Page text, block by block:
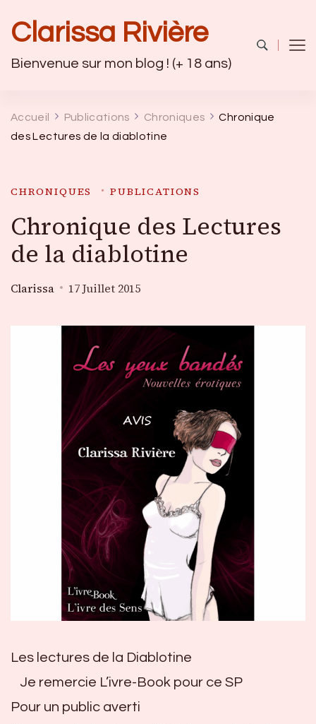
Clarissa Rivière
Bienvenue sur mon blog ! (+ 18 ans)
Accueil Publications Chroniques
Chronique
des Lectures de la diablotine
CHRONIQUES PUBLICATIONS
Chronique des Lectures
de la diablotine
Clarissa 17 Juillet 2015
Les lectures de la Diablotine
Je remercie L’ivre-Book pour ce SP
Pour un public averti